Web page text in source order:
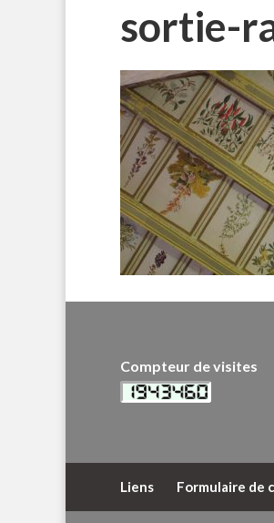
sortie-
Compteur de visites
Liens Formulaire de